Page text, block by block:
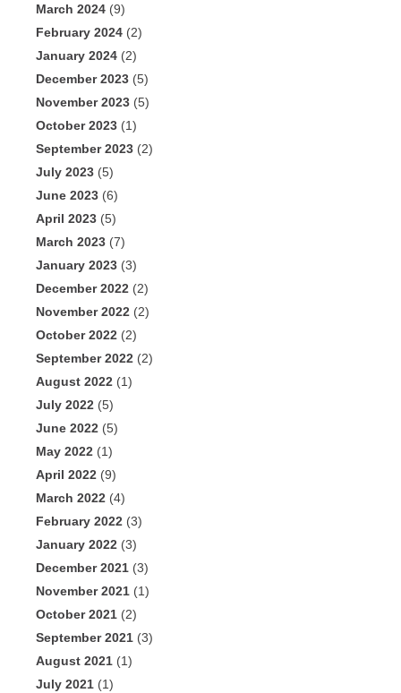
March 2024 (9)
February 2024 (2)
January 2024 (2)
December 2023 (5)
November 2023 (5)
October 2023 (1)
September 2023 (2)
July 2023 (5)
June 2023 (6)
April 2023 (5)
March 2023 (7)
January 2023 (3)
December 2022 (2)
November 2022 (2)
October 2022 (2)
September 2022 (2)
August 2022 (1)
July 2022 (5)
June 2022 (5)
May 2022 (1)
April 2022 (9)
March 2022 (4)
February 2022 (3)
January 2022 (3)
December 2021 (3)
November 2021 (1)
October 2021 (2)
September 2021 (3)
August 2021 (1)
July 2021 (1)